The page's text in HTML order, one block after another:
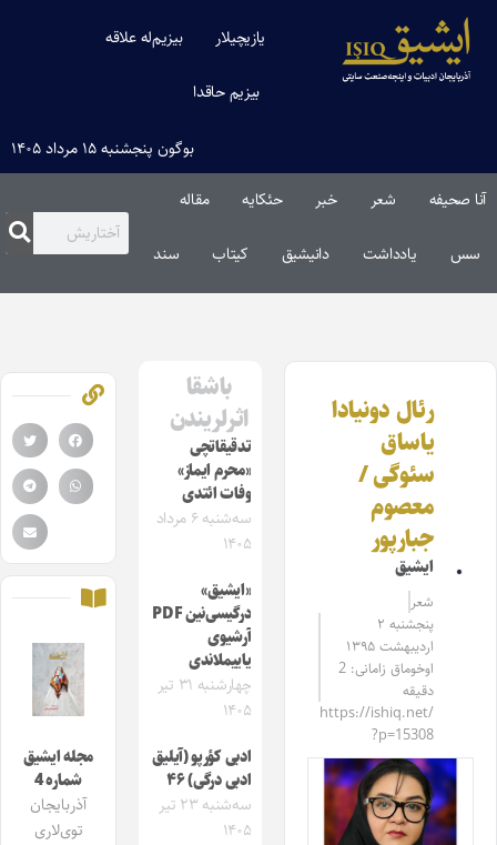
یازیچیلار بیزیم‌له علاقه
بیزیم حاقدا
بوگون پنجشنبه ۱۵ مرداد ۱۴۰۵
آنا صحیفه شعر خبر حئکایه مقاله‌
سس یادداشت دانیشیق کیتاب سند
رئال دونیادا
یاساق
سئوگی /
معصوم
جبارپور
ایشیق
شعر
پنجشنبه ۲
اردیبهشت ۱۳۹۵
اوخوماق زامانی: 2
دقیقه
https://ishiq.net/
?p=15308
باشقا
اثرلریندن
تدقیقاتچی
«محرم ایماز»
وفات ائتدی
سه‌شنبه ۶ مرداد
۱۴۰۵
«ایشیق»
درگیسی‌نین PDF
آرشیوی
یاییملاندی
چهارشنبه ۳۱ تیر
۱۴۰۵
ادبی کؤرپو (آیلیق
ادبی درگی) ۴۶
سه‌شنبه ۲۳ تیر
۱۴۰۵
مجله ایشیق
شماره 4
آذربایجان
توی‌لاری